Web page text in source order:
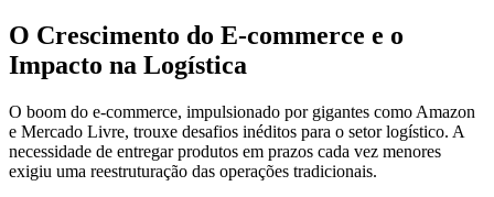
O Crescimento do E-commerce e o
Impacto na Logística
O boom do e-commerce, impulsionado por gigantes como Amazon
e Mercado Livre, trouxe desafios inéditos para o setor logístico. A
necessidade de entregar produtos em prazos cada vez menores
exigiu uma reestruturação das operações tradicionais.